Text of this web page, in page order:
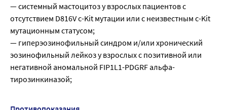
— системный мастоцитоз у взрослых пациентов с
отсутствием D816V c-Kit мутации или с неизвестным c-Kit
мутационным статусом;
— гиперэозинофильный синдром и/или хронический
эозинофильный лейкоз у взрослых с позитивной или
негативной аномальной FIP1L1-PDGRF альфа-
тирозинкиназой;